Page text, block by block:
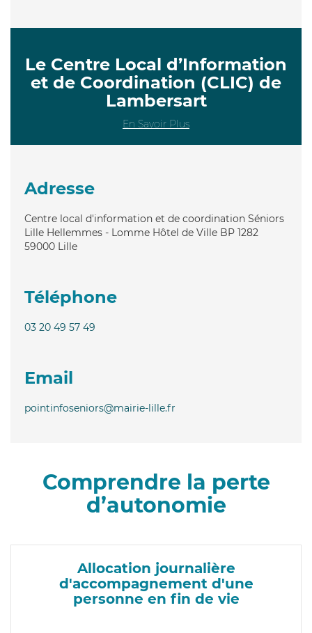
Le Centre Local d’Information
et de Coordination (CLIC) de
Lambersart
En Savoir Plus
Adresse
Centre local d'information et de coordination Séniors
Lille Hellemmes - Lomme Hôtel de Ville BP 1282
59000 Lille
Téléphone
03 20 49 57 49
Email
pointinfoseniors@mairie-lille.fr
Comprendre la perte
d’autonomie
Allocation journalière
d'accompagnement d'une
personne en fin de vie